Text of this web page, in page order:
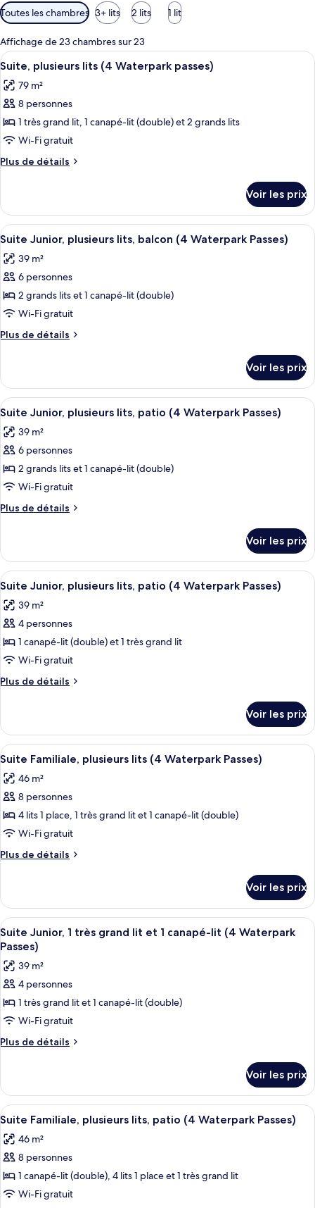
Filtres
disponibles
pour
les
chambres
Toutes les chambres 3+ lits 2 lits 1 lit
Affichage de 23 chambres sur 23
Afficher
toutes
les
photos
pour
ce
type
de
Suite,
plusieurs
lits
(4
Waterpark
passes)
Une chambre d’hôtel avec un
12
Suite, plusieurs lits (4 Waterpark passes)
79 m²
8 personnes
1 très grand lit, 1 canapé-lit (double) et 2 grands lits
Wi-Fi gratuit
Plus de détails
Plus
le
type
de
Suite,
plusieurs
(4
Waterpark
Voir les prix
Afficher
toutes
les
photos
pour
ce
type
de
Suite
Junior,
plusieurs
lits,
balcon
(4
Waterpark
Passes)
Un plan d’une chambre d’hôtel
9
Suite Junior, plusieurs lits, balcon (4 Waterpark Passes)
39 m²
6 personnes
2 grands lits et 1 canapé-lit (double)
Wi-Fi gratuit
Plus de détails
Plus
le
type
de
Suite
Junior,
lits,
balcon
Waterpark
Voir les prix
Afficher
toutes
les
photos
pour
ce
type
de
Suite
Junior,
plusieurs
lits,
patio
(4
Waterpark
Passes)
Un plan d’une chambre d’hôtel
8
Suite Junior, plusieurs lits, patio (4 Waterpark Passes)
39 m²
6 personnes
2 grands lits et 1 canapé-lit (double)
Wi-Fi gratuit
Plus de détails
Plus
le
type
de
Suite
Junior,
lits,
patio
Waterpark
Voir les prix
Afficher
toutes
les
photos
pour
ce
type
de
Suite
Junior,
plusieurs
lits,
patio
(4
Waterpark
Passes)
Un plan d’une chambre d’hôtel
8
Suite Junior, plusieurs lits, patio (4 Waterpark Passes)
39 m²
4 personnes
1 canapé-lit (double) et 1 très grand lit
Wi-Fi gratuit
Plus de détails
Plus
le
type
de
Suite
Junior,
lits,
patio
Waterpark
Voir les prix
Afficher
toutes
les
photos
pour
ce
type
de
Suite
Familiale,
plusieurs
lits
(4
Waterpark
Passes)
Un appartement de deux chambres
9
Suite Familiale, plusieurs lits (4 Waterpark Passes)
46 m²
8 personnes
4 lits 1 place, 1 très grand lit et 1 canapé-lit (double)
Wi-Fi gratuit
Plus de détails
Plus
le
type
de
chambre
Familiale,
plusieurs
(4
Waterpark
Voir les prix
Afficher
toutes
les
photos
pour
ce
type
de
Junior,
très
grand
lit
et
1
canapé-
Un plan d’une chambre d’hôtel
8
Suite Junior, 1 très grand lit et 1 canapé-lit (4 Waterpark
Passes)
39 m²
4 personnes
1 très grand lit et 1 canapé-lit (double)
Wi-Fi gratuit
Plus de détails
Plus
le
type
de
Suite
Junior,
très
grand
Voir les prix
Afficher
toutes
les
photos
pour
ce
Un appartement de deux chambres
9
Suite Familiale, plusieurs lits, patio (4 Waterpark Passes)
46 m²
8 personnes
1 canapé-lit (double), 4 lits 1 place et 1 très grand lit
Wi-Fi gratuit